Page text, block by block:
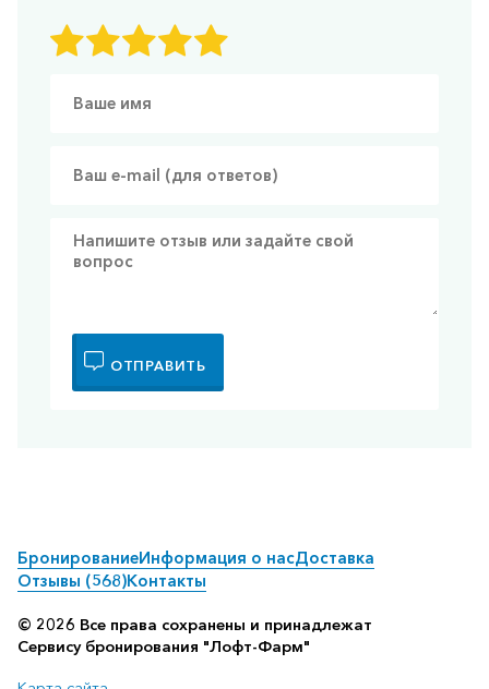
ОТПРАВИТЬ
БронированиеИнформация о насДоставка
Отзывы (568)Контакты
© 2026 Все права сохранены и принадлежат
Сервису бронирования "Лофт-Фарм"